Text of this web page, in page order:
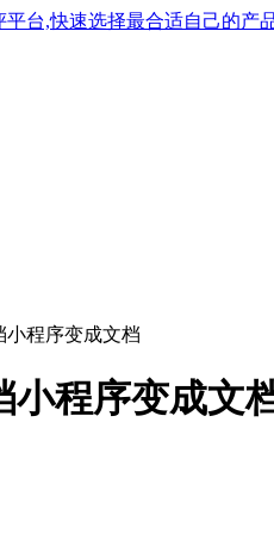
小程序变成文档
小程序变成文